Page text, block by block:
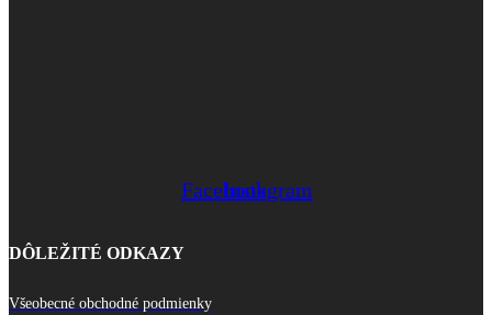
FacebookInstagram
DÔLEŽITÉ ODKAZY
Všeobecné obchodné podmienky